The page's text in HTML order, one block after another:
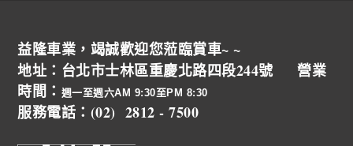
益隆車業，竭誠歡迎您蒞臨賞車~ ~
地址：台北市士林區重慶北路四段244號 營業
時間： 週一至週六AM 9:30至PM 8:30
服務電話：(02) 2812 - 7500